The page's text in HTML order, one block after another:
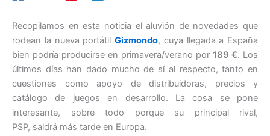
Recopilamos en esta noticia el aluvión de novedades que
rodean la nueva portátil Gizmondo, cuya llegada a España
bien podría producirse en primavera/verano por 189 €. Los
últimos días han dado mucho de sí al respecto, tanto en
cuestiones como apoyo de distribuidoras, precios y
catálogo de juegos en desarrollo. La cosa se pone
interesante, sobre todo porque su principal rival,
PSP, saldrá más tarde en Europa.